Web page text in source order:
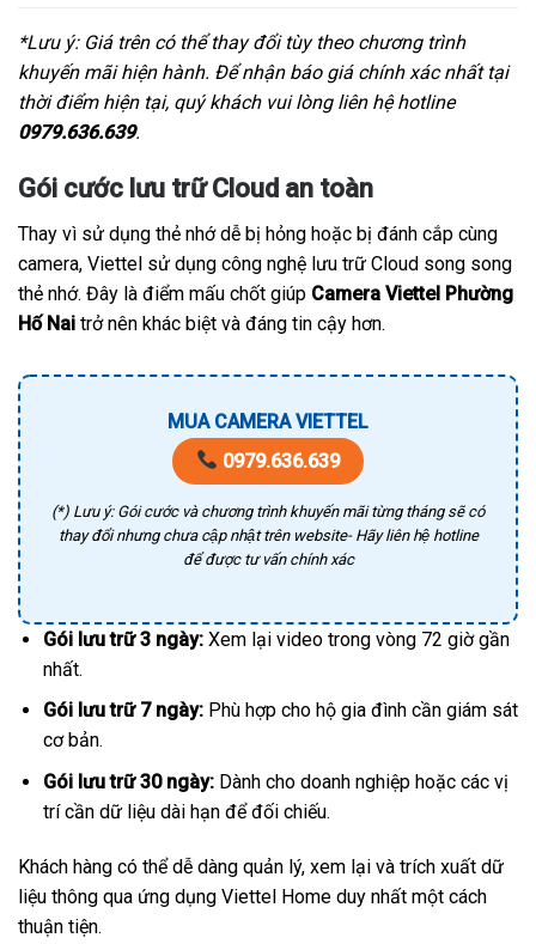
*Lưu ý: Giá trên có thể thay đổi tùy theo chương trình
khuyến mãi hiện hành. Để nhận báo giá chính xác nhất tại
thời điểm hiện tại, quý khách vui lòng liên hệ hotline
0979.636.639.
Gói cước lưu trữ Cloud an toàn
Thay vì sử dụng thẻ nhớ dễ bị hỏng hoặc bị đánh cắp cùng
camera, Viettel sử dụng công nghệ lưu trữ Cloud song song
thẻ nhớ. Đây là điểm mấu chốt giúp Camera Viettel Phường
Hố Nai trở nên khác biệt và đáng tin cậy hơn.
MUA CAMERA VIETTEL
0979.636.639
(*) Lưu ý: Gói cước và chương trình khuyến mãi từng tháng sẽ có
thay đổi nhưng chưa cập nhật trên website- Hãy liên hệ hotline
để được tư vấn chính xác
Gói lưu trữ 3 ngày:Xem lại video trong vòng 72 giờ gần
nhất.
Gói lưu trữ 7 ngày:Phù hợp cho hộ gia đình cần giám sát
cơ bản.
Gói lưu trữ 30 ngày:Dành cho doanh nghiệp hoặc các vị
trí cần dữ liệu dài hạn để đối chiếu.
Khách hàng có thể dễ dàng quản lý, xem lại và trích xuất dữ
liệu thông qua ứng dụng Viettel Home duy nhất một cách
thuận tiện.